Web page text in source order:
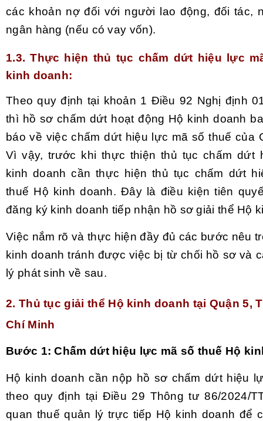
các khoản nợ đối với người lao động, đối tác,
ngân hàng (nếu có vay vốn).
1.3. Thực hiện thủ tục chấm dứt hiệu lực
kinh doanh:
Theo quy định tại khoản 1 Điều 92 Nghị định
thì hồ sơ chấm dứt hoạt động Hộ kinh doanh
báo về việc chấm dứt hiệu lực mã số thuế của
Vì vậy, trước khi thực thiện thủ tục chấm dứt
kinh doanh cần thực hiện thủ tục chấm dứt
thuế Hộ kinh doanh. Đây là điều kiện tiên
đăng ký kinh doanh tiếp nhận hồ sơ giải thể Hộ
Việc nắm rõ và thực hiện đầy đủ các bước nêu
kinh doanh tránh được việc bị từ chối hồ sơ và
lý phát sinh về sau.
2. Thủ tục giải thể Hộ kinh doanh tại Quận 5,
Chí Minh
Bước 1: Chấm dứt hiệu lực mã số thuế Hộ
Hộ kinh doanh cần nộp hồ sơ chấm dứt hiệu
theo quy định tại Điều 29 Thông tư 86/2024/
quan thuế quản lý trực tiếp Hộ kinh doanh để